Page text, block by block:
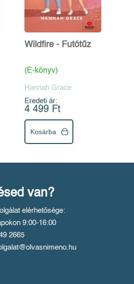
Wildfire - Futótűz
(E-könyv)
Hannah Grace
Eredeti ár:
4 499 Ft
Kosárba
van?
elérhetősége:
9:00-16:00
2665